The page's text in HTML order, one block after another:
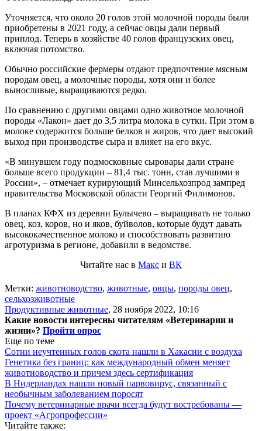
Уточняется, что около 20 голов этой молочной породы были
приобретены в 2021 году, а сейчас овцы дали первый
приплод. Теперь в хозяйстве 40 голов французских овец,
включая потомство.
Обычно российские фермеры отдают предпочтение мясным
породам овец, а молочные породы, хотя они и более
выносливые, выращиваются редко.
По сравнению с другими овцами одно животное молочной
породы «Лакон» дает до 3,5 литра молока в сутки. При этом в
молоке содержится больше белков и жиров, что дает высокий
выход при производстве сыра и влияет на его вкус.
«В минувшем году подмосковные сыровары дали стране
больше всего продукции – 81,4 тыс. тонн, став лучшими в
России», – отмечает курирующий Минсельхозпрод зампред
правительства Московской области Георгий Филимонов.
В планах КФХ из деревни Булычево – выращивать не только
овец, коз, коров, но и яков, буйволов, которые будут давать
высококачественное молоко и способствовать развитию
агротуризма в регионе, добавили в ведомстве.
Читайте нас в Макс и ВК
Метки: животноводство, животные, овцы, породы овец,
сельхозживотные
Продуктивные животные, 28 ноября 2022, 10:16
Какие новости интересны читателям «Ветеринарии и
жизни»? Пройти опрос
Еще по теме
Сотни неучтенных голов скота нашли в Хакасии с воздуха
Генетика без границ: как международный обмен меняет
животноводство и причем здесь сертификация
В Нидерландах нашли новый парвовирус, связанный с
необычным заболеванием поросят
Почему ветеринарные врачи всегда будут востребованы —
проект «Агропрофессии»
Читайте также: